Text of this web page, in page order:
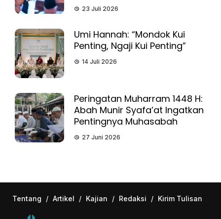
23 Juli 2026
Umi Hannah: “Mondok Kui
Penting, Ngaji Kui Penting”
14 Juli 2026
Peringatan Muharram 1448 H:
Abah Munir Syafa’at Ingatkan
Pentingnya Muhasabah
27 Juni 2026
Tentang / Artikel / Kajian / Redaksi / Kirim Tulisan